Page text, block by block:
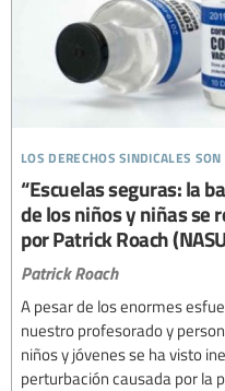
los derechos sindicales
“Escuelas seguras: la
de los niños y niñas se
por Patrick Roach
Patrick Roach
A pesar de los enormes
nuestro profesorado y
niños y jóvenes se ha visto
perturbación causada por la